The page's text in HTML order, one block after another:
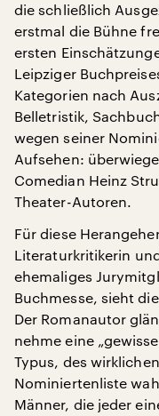
die schließlich
erstmal die Bühne
ersten
Leipziger
Kategorien nach
Belletristik,
wegen seiner
Aufsehen:
Comedian Heinz
Theater-Autoren.
Für diese
Literaturkritikerin
ehemaliges
Buchmesse, sieht
Der Romanautor
nehme eine
Typus, des
Nominiertenliste
Männer, die jeder